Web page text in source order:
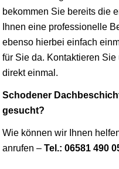
bekommen Sie bereits die
Ihnen eine professionelle
ebenso hierbei einfach
für Sie da. Kontaktieren
direkt einmal.
Schodener
gesucht?
Wie können wir Ihnen
anrufen – Tel.: 06581 490